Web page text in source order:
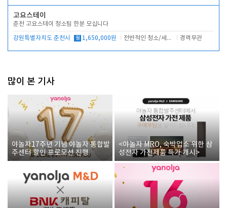
고요스테이
춘천 고요스테이 청소팀 한분 모십니다
강원특별자치도 춘천시 월 1,650,000원 전반적인 청소/세탁업무 경력무관
많이 본 기사
야놀자17주년 기념 야놀자 통합발
주센터 할인 프로모션 진행
<야놀자 MRO, 숙박업소 위한 삼
성전자 가전제품 특가 개시>